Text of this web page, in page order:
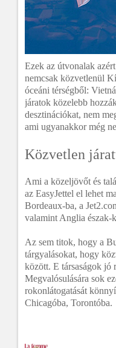
Ezek az útvonalak
nemcsak közvetlenül
óceáni térségből:
járatok közelebb
desztinációkat, nem
ami ugyanakkor még
Közvetlen
Ami a közeljövőt és
az EasyJettel el lehet
Bordeaux-ba, a
valamint Anglia észak-
Az sem titok, hogy a
tárgyalásokat, hogy
között. E társaságok jó
Megvalósulására sok
rokonlátogatását
Chicagóba, Torontóba.